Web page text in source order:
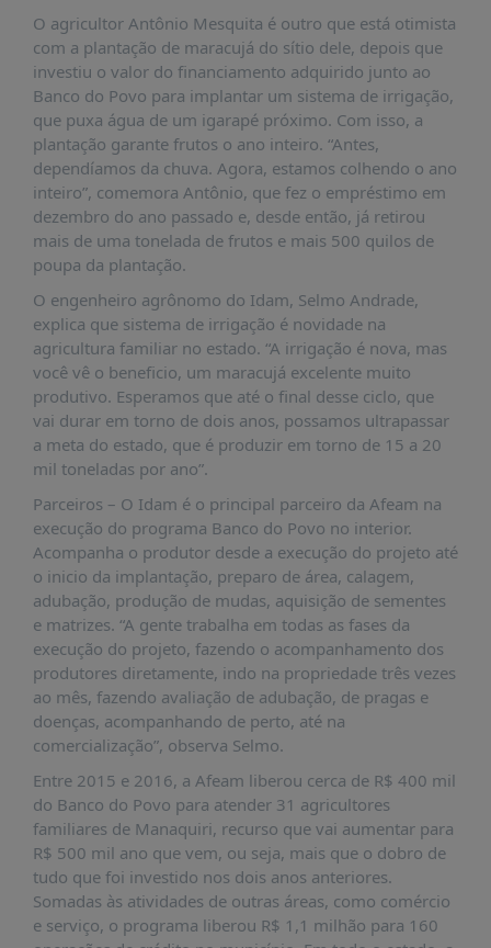
SABER
+
CONTATO
O agricultor Antônio Mesquita é outro que está otimista
com a plantação de maracujá do sítio dele, depois que
investiu o valor do financiamento adquirido junto ao
Banco do Povo para implantar um sistema de irrigação,
que puxa água de um igarapé próximo. Com isso, a
plantação garante frutos o ano inteiro. “Antes,
dependíamos da chuva. Agora, estamos colhendo o ano
inteiro”, comemora Antônio, que fez o empréstimo em
dezembro do ano passado e, desde então, já retirou
mais de uma tonelada de frutos e mais 500 quilos de
poupa da plantação.
O engenheiro agrônomo do Idam, Selmo Andrade,
explica que sistema de irrigação é novidade na
agricultura familiar no estado. “A irrigação é nova, mas
você vê o beneficio, um maracujá excelente muito
produtivo. Esperamos que até o final desse ciclo, que
vai durar em torno de dois anos, possamos ultrapassar
a meta do estado, que é produzir em torno de 15 a 20
mil toneladas por ano”.
Parceiros – O Idam é o principal parceiro da Afeam na
execução do programa Banco do Povo no interior.
Acompanha o produtor desde a execução do projeto até
o inicio da implantação, preparo de área, calagem,
adubação, produção de mudas, aquisição de sementes
e matrizes. “A gente trabalha em todas as fases da
execução do projeto, fazendo o acompanhamento dos
produtores diretamente, indo na propriedade três vezes
ao mês, fazendo avaliação de adubação, de pragas e
doenças, acompanhando de perto, até na
comercialização”, observa Selmo.
Entre 2015 e 2016, a Afeam liberou cerca de R$ 400 mil
do Banco do Povo para atender 31 agricultores
familiares de Manaquiri, recurso que vai aumentar para
R$ 500 mil ano que vem, ou seja, mais que o dobro de
tudo que foi investido nos dois anos anteriores.
Somadas às atividades de outras áreas, como comércio
e serviço, o programa liberou R$ 1,1 milhão para 160